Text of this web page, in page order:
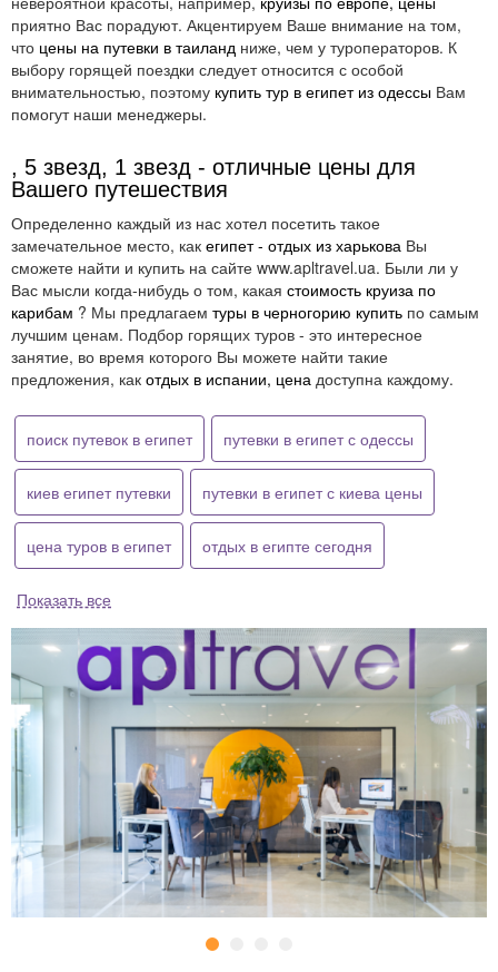
приятно Вас порадуют. Акцентируем Ваше внимание на том,
что цены на путевки в таиланд ниже, чем у туроператоров. К
выбору горящей поездки следует относится с особой
внимательностью, поэтому купить тур в египет из одессы Вам
помогут наши менеджеры.
, 5 звезд, 1 звезд - отличные цены для
Вашего путешествия
Определенно каждый из нас хотел посетить такое
замечательное место, как египет - отдых из харькова Вы
сможете найти и купить на сайте www.apltravel.ua. Были ли у
Вас мысли когда-нибудь о том, какая стоимость круиза по
карибам ? Мы предлагаем туры в черногорию купить по самым
лучшим ценам. Подбор горящих туров - это интересное
занятие, во время которого Вы можете найти такие
предложения, как отдых в испании, цена доступна каждому.
поиск путевок в египет путевки в египет с одессы
киев египет путевки путевки в египет с киева цены
цена туров в египет отдых в египте сегодня
Показать все